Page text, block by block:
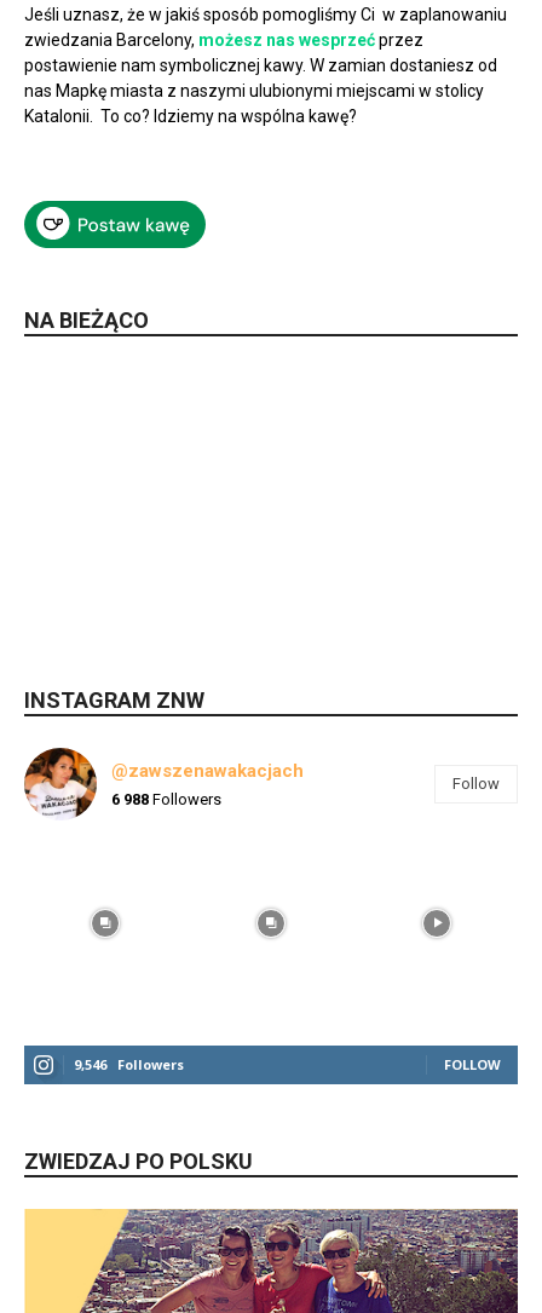
Jeśli uznasz, że w jakiś sposób pomogliśmy Ci w zaplanowaniu
zwiedzania Barcelony, możesz nas wesprzećprzez
postawienie nam symbolicznej kawy. W zamian dostaniesz od
nas Mapkę miasta z naszymi ulubionymi miejscami w stolicy
Katalonii. To co? Idziemy na wspólna kawę?
NA BIEŻĄCO
INSTAGRAM ZNW
@zawszenawakacjach
6 988 Followers
Follow
9,546 Followers FOLLOW
ZWIEDZAJ PO POLSKU